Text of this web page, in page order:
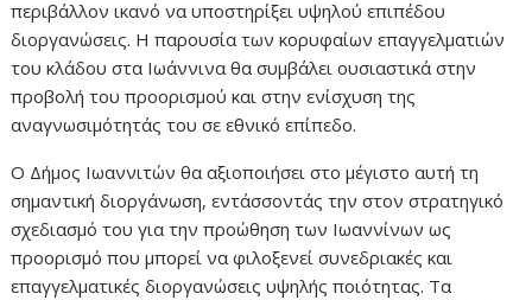
περιβάλλον ικανό να υποστηρίξει υψηλού επιπέδου
διοργανώσεις. Η παρουσία των κορυφαίων επαγγελματιών
του κλάδου στα Ιωάννινα θα συμβάλει ουσιαστικά στην
προβολή του προορισμού και στην ενίσχυση της
αναγνωσιμότητάς του σε εθνικό επίπεδο.
Ο Δήμος Ιωαννιτών θα αξιοποιήσει στο μέγιστο αυτή τη
σημαντική διοργάνωση, εντάσσοντάς την στον στρατηγικό
σχεδιασμό του για την προώθηση των Ιωαννίνων ως
προορισμό που μπορεί να φιλοξενεί συνεδριακές και
επαγγελματικές διοργανώσεις υψηλής ποιότητας. Τα